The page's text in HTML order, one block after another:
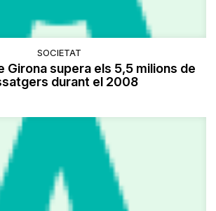
SOCIETAT
Girona supera els 5,5 milions de
durant el 2008